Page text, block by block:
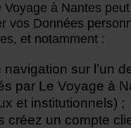
Voyage à Nantes
vos Données
et notamment :
navigation sur l’un
par Le Voyage à
et institutionnels) ;
créez un compte